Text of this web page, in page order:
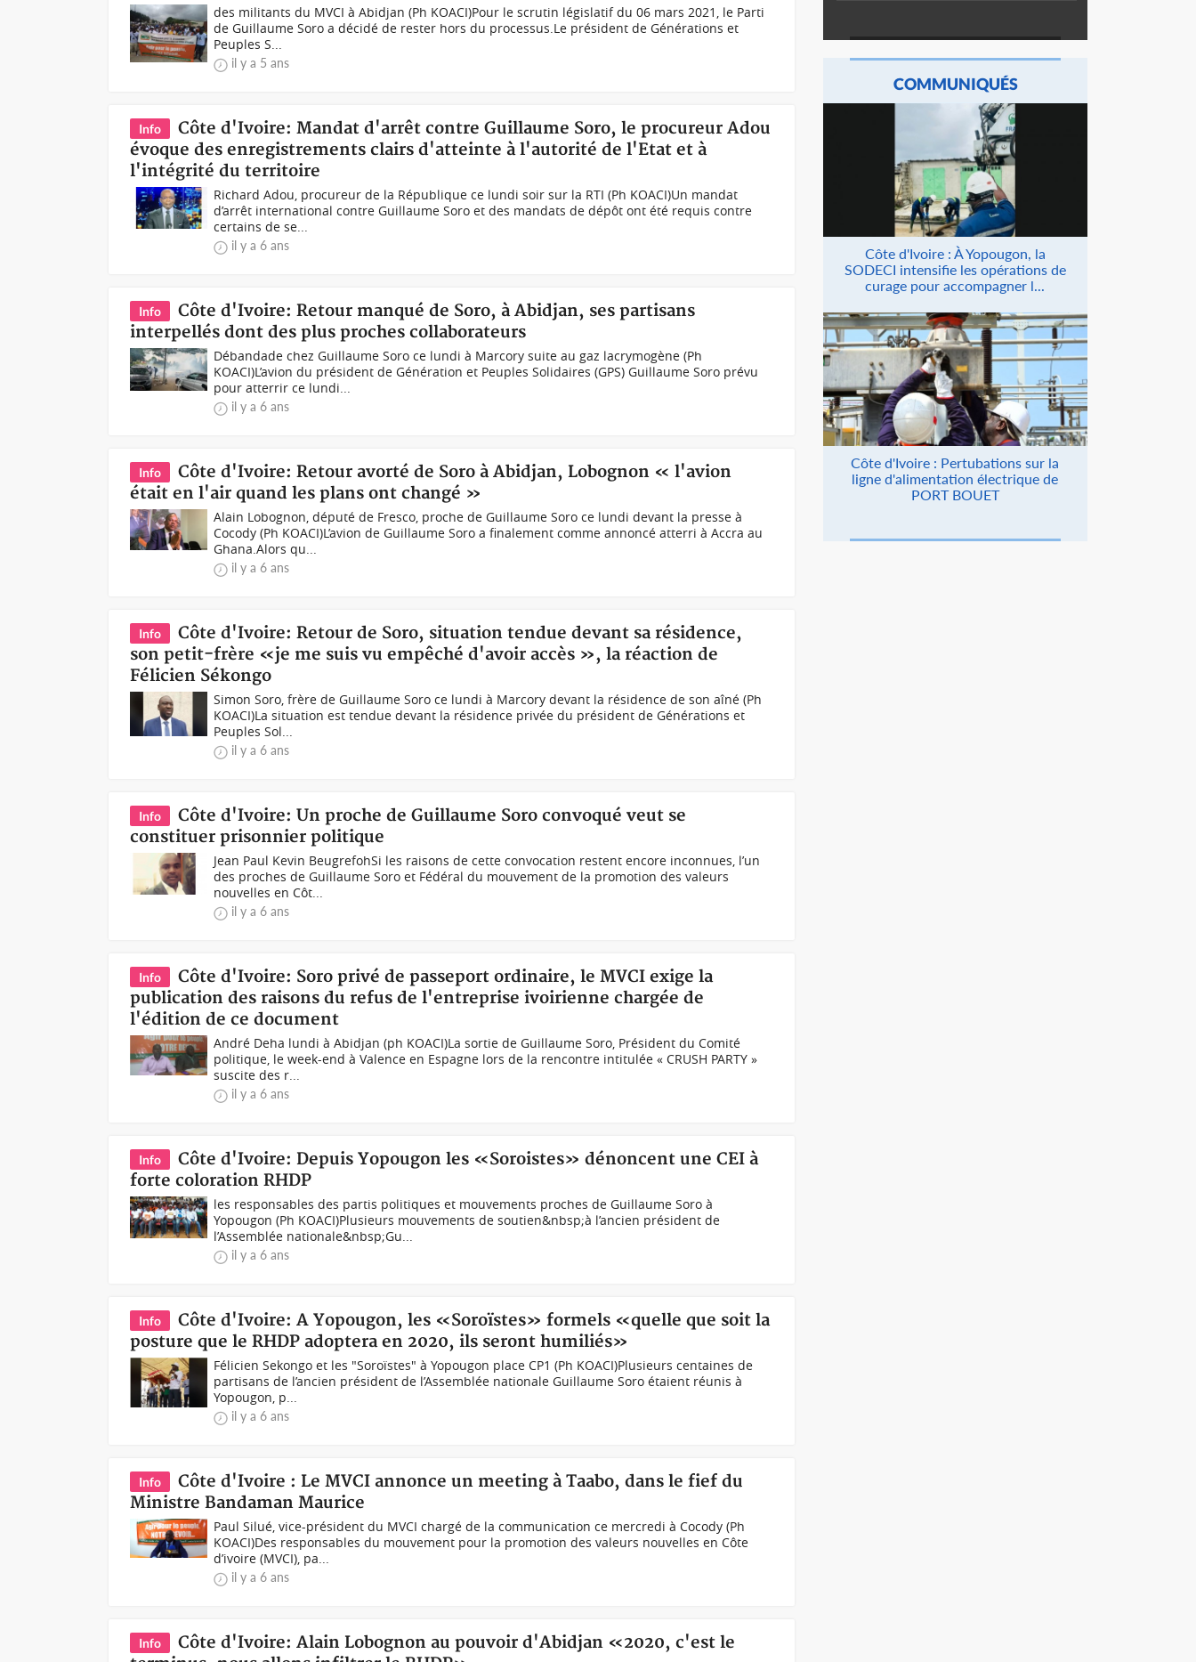
des militants du MVCI à Abidjan (Ph KOACI)Pour le scrutin législatif du 06 mars 2021, le Parti
de Guillaume Soro a décidé de rester hors du processus.Le président de Générations et
Peuples S...
il y a 5 ans
Info
Côte d'Ivoire: Mandat d'arrêt contre Guillaume Soro, le procureur Adou
évoque des enregistrements clairs d'atteinte à l'autorité de l'Etat et à
l'intégrité du territoire
Richard Adou, procureur de la République ce lundi soir sur la RTI (Ph KOACI)Un mandat
d’arrêt international contre Guillaume Soro et des mandats de dépôt ont été requis contre
certains de se...
il y a 6 ans
Info
Côte d'Ivoire: Retour manqué de Soro, à Abidjan, ses partisans
interpellés dont des plus proches collaborateurs
Débandade chez Guillaume Soro ce lundi à Marcory suite au gaz lacrymogène (Ph
KOACI)L’avion du président de Génération et Peuples Solidaires (GPS) Guillaume Soro prévu
pour atterrir ce lundi...
il y a 6 ans
Info
Côte d'Ivoire: Retour avorté de Soro à Abidjan, Lobognon « l'avion
était en l'air quand les plans ont changé »
Alain Lobognon, député de Fresco, proche de Guillaume Soro ce lundi devant la presse à
Cocody (Ph KOACI)L’avion de Guillaume Soro a finalement comme annoncé atterri à Accra au
Ghana.Alors qu...
il y a 6 ans
Info
Côte d'Ivoire: Retour de Soro, situation tendue devant sa résidence,
son petit-frère «je me suis vu empêché d'avoir accès », la réaction de
Félicien Sékongo
Simon Soro, frère de Guillaume Soro ce lundi à Marcory devant la résidence de son aîné (Ph
KOACI)La situation est tendue devant la résidence privée du président de Générations et
Peuples Sol...
il y a 6 ans
Info
Côte d'Ivoire: Un proche de Guillaume Soro convoqué veut se
constituer prisonnier politique
Jean Paul Kevin BeugrefohSi les raisons de cette convocation restent encore inconnues, l’un
des proches de Guillaume Soro et Fédéral du mouvement de la promotion des valeurs
nouvelles en Côt...
il y a 6 ans
Info
Côte d'Ivoire: Soro privé de passeport ordinaire, le MVCI exige la
publication des raisons du refus de l'entreprise ivoirienne chargée de
l'édition de ce document
André Deha lundi à Abidjan (ph KOACI)La sortie de Guillaume Soro, Président du Comité
politique, le week-end à Valence en Espagne lors de la rencontre intitulée « CRUSH PARTY »
suscite des r...
il y a 6 ans
Info
Côte d'Ivoire: Depuis Yopougon les «Soroistes» dénoncent une CEI à
forte coloration RHDP
les responsables des partis politiques et mouvements proches de Guillaume Soro à
Yopougon (Ph KOACI)Plusieurs mouvements de soutien&nbsp;à l’ancien président de
l’Assemblée nationale&nbsp;Gu...
il y a 6 ans
Info
Côte d'Ivoire: A Yopougon, les «Soroïstes» formels «quelle que soit la
posture que le RHDP adoptera en 2020, ils seront humiliés»
Félicien Sekongo et les "Soroïstes" à Yopougon place CP1 (Ph KOACI)Plusieurs centaines de
partisans de l’ancien président de l’Assemblée nationale Guillaume Soro étaient réunis à
Yopougon, p...
il y a 6 ans
Info
Côte d'Ivoire : Le MVCI annonce un meeting à Taabo, dans le fief du
Ministre Bandaman Maurice
Paul Silué, vice-président du MVCI chargé de la communication ce mercredi à Cocody (Ph
KOACI)Des responsables du mouvement pour la promotion des valeurs nouvelles en Côte
d’ivoire (MVCI), pa...
il y a 6 ans
Info
Côte d'Ivoire: Alain Lobognon au pouvoir d'Abidjan «2020, c'est le
COMMUNIQUÉS
Côte d'Ivoire : À Yopougon, la
SODECI intensifie les opérations de
curage pour accompagner l...
Côte d'Ivoire : Pertubations sur la
ligne d'alimentation électrique de
PORT BOUET